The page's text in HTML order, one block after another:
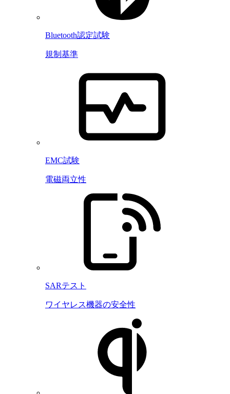
Bluetooth認定試験
規制基準
EMC試験
電磁両立性
SARテスト
ワイヤレス機器の安全性